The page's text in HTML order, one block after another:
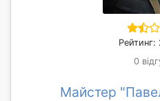
Рейтинг:
0
Майстер